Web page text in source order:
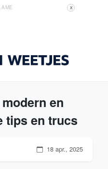
X
en
tips en trucs
18 apr., 2025